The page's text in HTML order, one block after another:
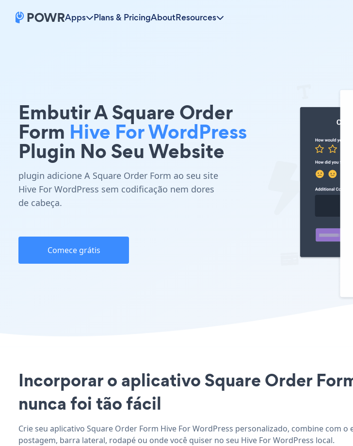
Apps Plans & PricingAboutResources
Embutir A Square Order
Form Hive For WordPress
Plugin No Seu Website
plugin adicione A Square Order Form ao seu site
Hive For WordPress sem codificação nem dores
de cabeça.
Comece grátis
Incorporar o aplicativo Square Order
nunca foi tão fácil
Crie seu aplicativo Square Order Form Hive For WordPress personalizado, combine com
postagem, barra lateral, rodapé ou onde você quiser no seu Hive For WordPress local.